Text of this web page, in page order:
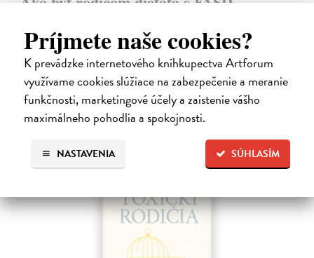
Príjmete naše cookies?
K prevádzke internetového kníhkupectva Artforum
využívame cookies slúžiace na zabezpečenie a meranie
funkčnosti, marketingové účely a zaistenie vášho
maximálneho pohodlia a spokojnosti.
SÚHLASÍM
NASTAVENIA
Jedna z mála kníh o poruchách fetálneho alkoholového spektra v
slovenskom jazyku. Kniha nielen jasne a zrozumiteľne popisuje
problematiku FASD, ale ponúka aj konkrétne rady pri výchove detí s
touto diagnózou.…
Na sklade
10,00 €